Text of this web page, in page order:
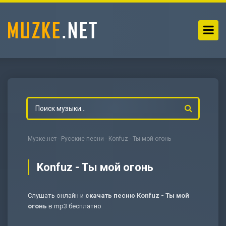
Музке.нет - Русские песни - Konfuz - Ты мой огонь
Konfuz - Ты мой огонь
Слушать онлайн и скачать песню Konfuz - Ты мой
огонь в mp3 бесплатно